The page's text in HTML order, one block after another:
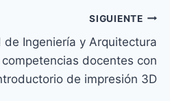
SIGUIENTE
de Ingeniería y Arquitectura
docentes con
de impresión 3D